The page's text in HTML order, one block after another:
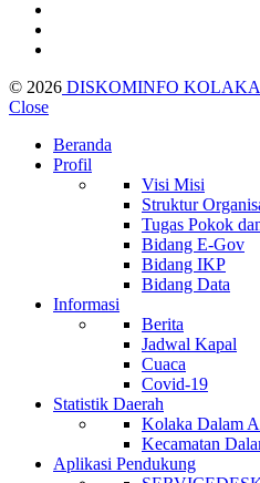
© 2026 DISKOMINFO KOLAKA
Close
Beranda
Profil
Visi Misi
Struktur
Tugas Pokok
Bidang E-Gov
Bidang IKP
Bidang Data
Informasi
Berita
Jadwal Kapal
Cuaca
Covid-19
Statistik Daerah
Kolaka Dalam
Kecamatan
Aplikasi Pendukung